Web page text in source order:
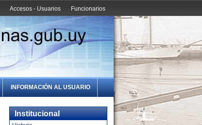
Funcionarios
Accesos - Usuarios
INFORMACIÓN AL USUARIO
Institucional